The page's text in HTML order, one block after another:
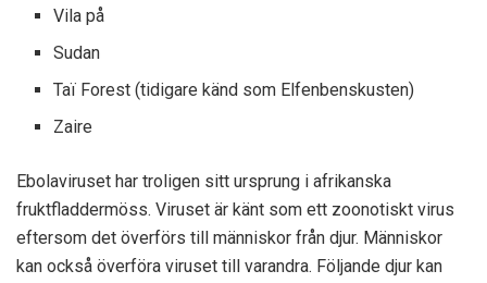
Vila på
Sudan
Taï Forest (tidigare känd som Elfenbenskusten)
Zaire
Ebolaviruset har troligen sitt ursprung i afrikanska
fruktfladdermöss. Viruset är känt som ett zoonotiskt virus
eftersom det överförs till människor från djur. Människor
kan också överföra viruset till varandra. Följande djur kan